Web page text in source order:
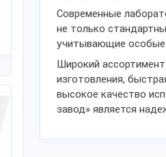
Современные
не только
учитывающие особые
Широкий
изготовления,
высокое качество
завод» является